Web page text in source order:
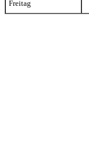
Freitag